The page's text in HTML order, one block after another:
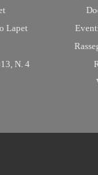
Lapet
N. 4